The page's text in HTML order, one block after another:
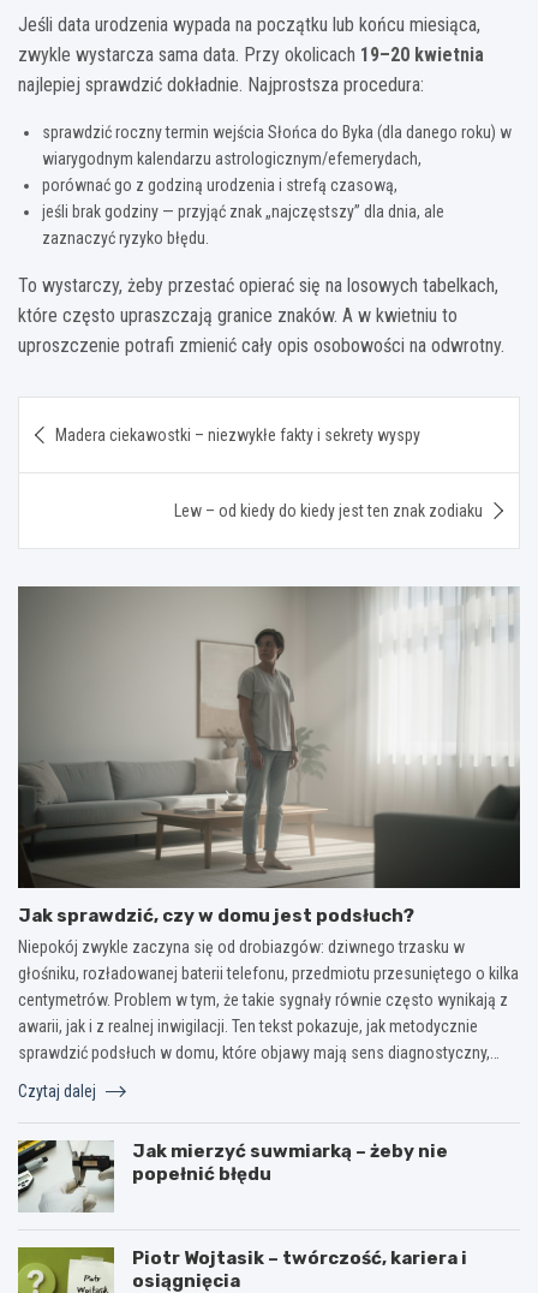
Jeśli data urodzenia wypada na początku lub końcu miesiąca,
zwykle wystarcza sama data. Przy okolicach 19–20 kwietnia
najlepiej sprawdzić dokładnie. Najprostsza procedura:
sprawdzić roczny termin wejścia Słońca do Byka (dla danego roku) w
wiarygodnym kalendarzu astrologicznym/efemerydach,
porównać go z godziną urodzenia i strefą czasową,
jeśli brak godziny — przyjąć znak „najczęstszy” dla dnia, ale
zaznaczyć ryzyko błędu.
To wystarczy, żeby przestać opierać się na losowych tabelkach,
które często upraszczają granice znaków. A w kwietniu to
uproszczenie potrafi zmienić cały opis osobowości na odwrotny.
wpisu
Madera ciekawostki – niezwykłe fakty i sekrety wyspy
Lew – od kiedy do kiedy jest ten znak zodiaku
Jak sprawdzić, czy w domu jest podsłuch?
Niepokój zwykle zaczyna się od drobiazgów: dziwnego trzasku w
głośniku, rozładowanej baterii telefonu, przedmiotu przesuniętego o kilka
centymetrów. Problem w tym, że takie sygnały równie często wynikają z
awarii, jak i z realnej inwigilacji. Ten tekst pokazuje, jak metodycznie
sprawdzić podsłuch w domu, które objawy mają sens diagnostyczny,…
Czytaj dalej
Jak mierzyć suwmiarką – żeby nie
popełnić błędu
Piotr Wojtasik – twórczość, kariera i
osiągnięcia